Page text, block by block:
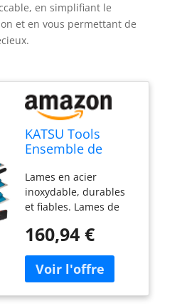
en simplifiant le
et en vous permettant de
KATSU Tools
Ensemble de
pour cloisons
sèches, lames en
acier inoxydable
80 cm, spatule
d'écrémage pour
mur, plafond,
outils de lissage
pour plâtre
Lames en acier
inoxydable, durables
et fiables. Lames de
supplémentaires de
incluses pour une
utilisation flexible.
Manche télescopique
160,94 €